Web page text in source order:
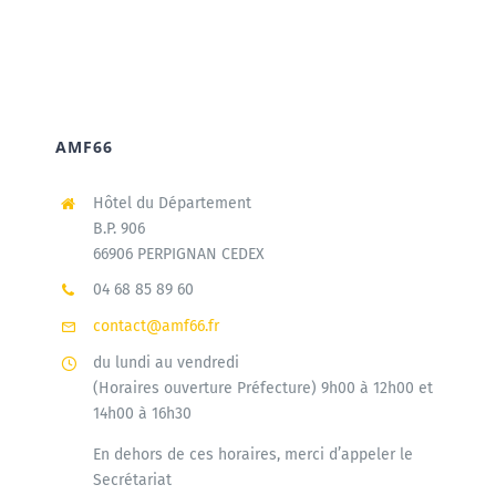
AMF66
Hôtel du Département
B.P. 906
66906 PERPIGNAN CEDEX
04 68 85 89 60
contact@amf66.fr
du lundi au vendredi
(Horaires ouverture Préfecture) 9h00 à 12h00 et
14h00 à 16h30
En dehors de ces horaires, merci d’appeler le
Secrétariat